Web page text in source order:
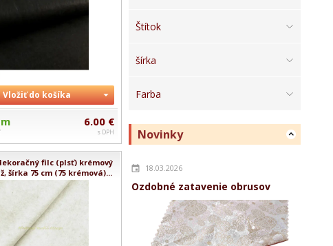
Štítok
šírka
Farba
Novinky
18.03.2026
Ozdobné zatavenie obrusov
Vložiť do košíka
6.00 €
s DPH
filc (plsť) krémový
šírka 75 cm (75 krémová)...